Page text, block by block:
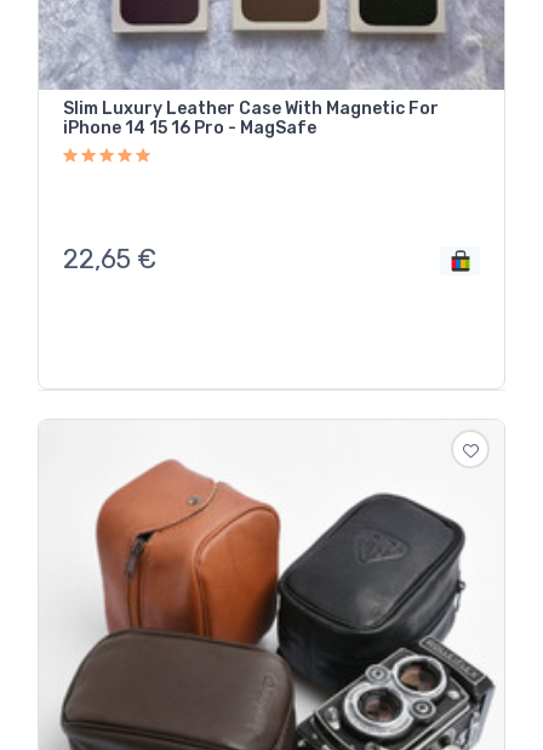
Slim Luxury Leather Case With Magnetic For
iPhone 14 15 16 Pro - MagSafe
22,65 €